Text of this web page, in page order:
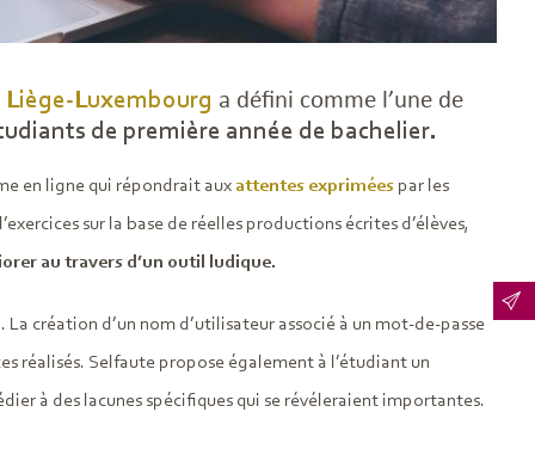
Liège-Luxembourg a défini comme l’une de
de première année de bachelier.
en ligne qui répondrait aux attentes expriméespar les
sur la base de réelles productions écrites d’élèves,
au travers d’un outil ludique.
création d’un nom d’utilisateur associé à un mot-de-passe
réalisés. Selfaute propose également à l’étudiant un
à des lacunes spécifiques qui se révéleraient importantes.